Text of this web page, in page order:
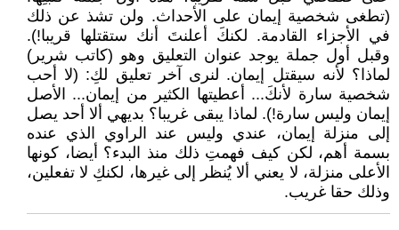
(تطغى شخصية إيمان على الأحداث. ولن تشذ عن ذلك
في الأجزاء القادمة. لكنكَ أعلنتَ أنك ستقتلها قريبا!).
وقبل أول جملة يوجد عنوان التعليق وهو (كاتب شرير)
لماذا؟ لأنه سيقتل إيمان. لنرى آخر تعليق لكِ: (لا أحب
شخصية سارة لأنكَ... أعطيتها الكثير من إيمان... الأصل
إيمان وليس سارة!). لماذا يبقى غريبا؟ بديهي ألا أحد يصل
إلى منزلة إيمان، عندي وليس عند الراوي الذي عنده
بسمة أهم، لكن كيف فهمتِ ذلك منذ البدء؟ أيضا، كونها
الأعلى منزلة، لا يعني ألا يُنظر إلى غيرها، لكنكِ لا تفعلين،
وذلك حقا غريب.